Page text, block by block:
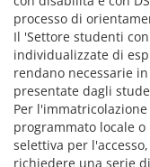
processo di
Il 'Settore studenti
individualizzate di
rendano necessarie
presentate dagli
Per
programmato locale
selettiva per
richiedere una serie